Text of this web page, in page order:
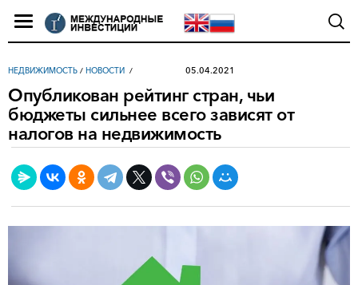
НЕДВИЖИМОСТЬ / НОВОСТИ 05.04.2021
Опубликован рейтинг стран, чьи
бюджеты сильнее всего зависят от
налогов на недвижимость